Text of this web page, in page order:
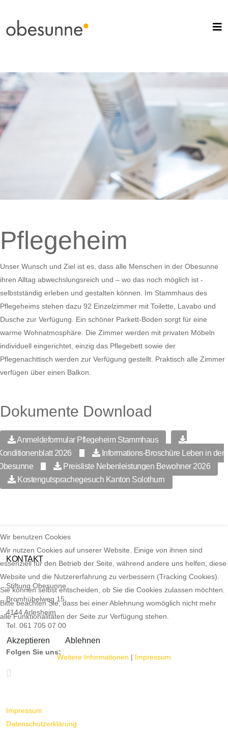
Pflegeheim
Unser Wunsch und Ziel ist es, dass alle Menschen in der Obesunne
ihren Alltag abwechslungsreich und – wo das noch möglich ist -
selbstständig erleben und gestalten können. Im Stammhaus des
Pflegeheims stehen dazu 92 Einzelzimmer mit Toilette, Lavabo und
Dusche zur Verfügung. Ein schöner Parkett-Boden sorgt für eine
warme Wohnatmosphäre. Die Zimmer werden mit privaten Möbeln
individuell eingerichtet, einzig das Pflegebett sowie der
Pflegenachttisch werden zur Verfügung gestellt. Praktisch alle Zimmer
verfügen über einen Balkon.
Dokumente Download
Anmeldeformular Pflegeheim Stammhaus
2026
Informations-Broschüre Leben in der
Preisliste Nebenleistungen Bewohner 2026
Kostengutsprachegesuch Kanton Solothurn
KONTAKT
Stiftung Obesunne
Bromhübelweg 15
4144 Arlesheim
Tel. 061 705 07 00
Folgen Sie uns:
Impressum
Datenschutzerklärung
Wir benutzen Cookies
Wir nutzen Cookies auf unserer Website. Einige von ihnen sind
essenziell für den Betrieb der Seite, während andere uns helfen, diese
Website und die Nutzererfahrung zu verbessern (Tracking Cookies).
Sie können selbst entscheiden, ob Sie die Cookies zulassen möchten.
Bitte beachten Sie, dass bei einer Ablehnung womöglich nicht mehr
alle Funktionalitäten der Seite zur Verfügung stehen.
Akzeptieren Ablehnen
Weitere Informationen | Impressum